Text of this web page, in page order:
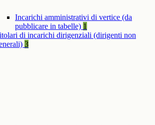
Incarichi amministrativi di vertice (da
pubblicare in tabelle) 1
di incarichi dirigenziali (dirigenti non
3